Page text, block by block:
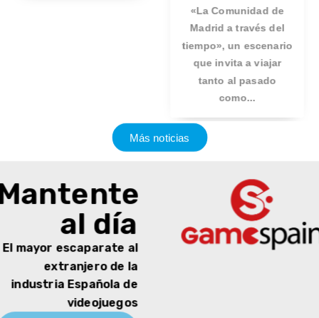
«La Comunidad de
Madrid a través del
tiempo», un escenario
que invita a viajar
tanto al pasado
como...
Más noticias
al día
El mayor escaparate al
extranjero de la
industria Española de
videojuegos